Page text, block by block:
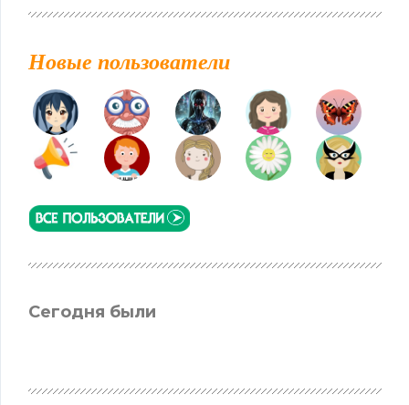
Новые пользователи
Сегодня были